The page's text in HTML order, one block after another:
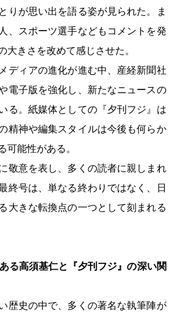
りが思い出を語る姿が見られた。ま
、スポーツ選手などもコメントを発
大きさを改めて感じさせた。
ディアの進化が進む中、産経新聞社
電子版を強化し、新たなニュースの
る。紙媒体としての『夕刊フジ』は
精神や編集スタイルは今後も何らか
可能性がある。
敬意を表し、多くの読者に親しまれ
終号は、単なる終わりではなく、日
大きな転換点の一つとして刻まれる
る高須基仁と『夕刊フジ』の深い関
歴史の中で、多くの著名な執筆陣が